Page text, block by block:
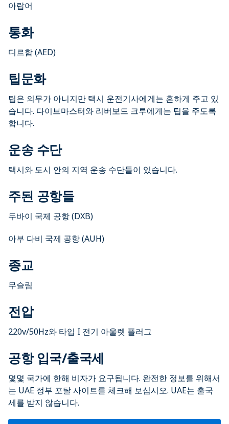
아랍어
통화
디르함 (AED)
팁문화
팁은 의무가 아니지만 택시 운전기사에게는 흔하게 주고 있
습니다. 다이브마스터와 리버보드 크루에게는 팁을 주도록
합니다.
운송 수단
택시와 도시 안의 지역 운송 수단들이 있습니다.
주된 공항들
두바이 국제 공항 (DXB)
아부 다비 국제 공항 (AUH)
종교
무슬림
전압
220v/50Hz와 타입 I 전기 아울렛 플러그
공항 입국/출국세
몇몇 국가에 한해 비자가 요구됩니다. 완전한 정보를 위해서
는 UAE 정부 포탈 사이트를 체크해 보십시오. UAE는 출국
세를 받지 않습니다.